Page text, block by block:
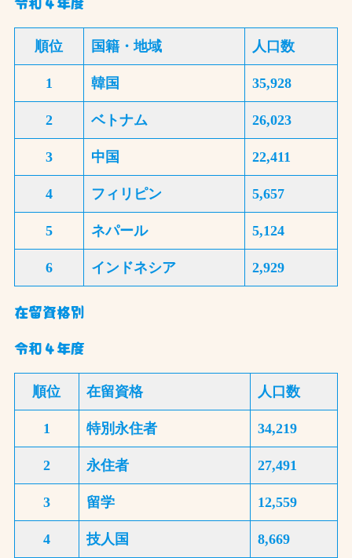
順位 国籍・地域 人口数
1 韓国 35,928
2 ベトナム 26,023
3 中国 22,411
4 フィリピン 5,657
5 ネパール 5,124
6 インドネシア 2,929
在留資格別
令和４年度
順位 在留資格 人口数
1 特別永住者 34,219
2 永住者 27,491
3 留学 12,559
4 技人国 8,669